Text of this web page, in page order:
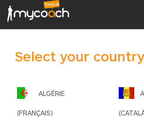
Select your
ALGÉRIE
(FRANÇAIS)